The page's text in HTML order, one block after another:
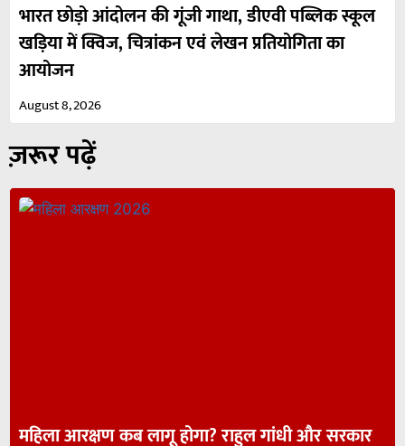
भारत छोड़ो आंदोलन की गूंजी गाथा, डीएवी पब्लिक स्कूल
खड़िया में क्विज, चित्रांकन एवं लेखन प्रतियोगिता का
आयोजन
August 8, 2026
ज़रूर पढ़ें
महिला आरक्षण कब लागू होगा? राहुल गांधी और सरकार